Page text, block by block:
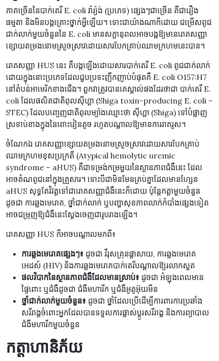
ភាគច្រើននៃបាក់តេរី E. coli វ៉ារ្យ៉ង់ (ប្រភេទ) ផ្សេងៗជាច្រើន គឺជារឿង
ធម្មតា និងមិនបង្កគ្រោះថ្នាក់អ្វីឡើយ។ ទោះជាយ៉ាងណាក៏ដោយ ជម្រើសពូជ
ជាក់លាក់មួយចំនួននៃ E. coli មានសក្តានុពលអាចបង្កឱ្យមានរោគសញ្ញា
ខ្សោយតម្រងនោមស្រួចស្រាវដោយសារបែកគ្រាប់ឈាមក្រហមនេះបាន។
រោគសញ្ញា HUS នេះ គឺបង្កឡើងដោយសារបាក់តេរី E. coli ពូជជាក់លាក់
ដោយក្នុងនោះប្រភេទដែលជួបប្រទះញឹកញាប់បំផុតគឺ E. coli O157:H7
នៅតំបន់អាមេរិកខាងជើង។ ពួកវាត្រូវបានគេស្គាល់ផងដែរថាជា បាក់តេរី E.
coli ដែលផលិតជាតិពុលស៊ីហ្គា (Shiga toxin-producing E. coli –
STEC) ដែលបញ្ចេញជាតិពុលម្យ៉ាងឈ្មោះថា ស៊ីហ្គា (Shiga) ទៅបំផ្លាញ
ស្រទាប់ខាងក្នុងនៃពោះវៀនតូច រហូតបណ្តាលឱ្យមានការរាគរូស។
ចំណែកឯ រោគសញ្ញាខ្សោយតម្រងនោមស្រួចស្រាវដោយសារបែកគ្រាប់
ឈាមក្រហមខុសប្រក្រតី (Atypical hemolytic uremic
syndrome – aHUS) គឺជាទម្រង់កម្រមួយនៃស្ថានភាពជំងឺនេះ ដែល
អាចតំណពូជនៅក្នុងគ្រួសារ។ ទោះបីជាមិនមែនគ្រប់គ្នាដែលមានហ្សែន
aHUS សុទ្ធតែវិវត្តទៅជារោគសញ្ញាជំងឺនេះក៏ដោយ ប៉ុន្តែកត្តាមួយចំនួន
ដូចជា ការឆ្លងមេរោគ, ថ្នាំជាក់លាក់ ឬបញ្ហាសុខភាពលាក់កំបាំងផ្សេងទៀត
អាចជម្រុញឱ្យជំងឺនេះស្តែងចេញជារូបរាងឡើង។
រោគសញ្ញា HUS ក៏អាចបណ្តាលមកពី៖
ការឆ្លងមេរោគផ្សេងៗ៖ ដូចជា វីរុសគ្រុនផ្តាសាយ, ការឆ្លងមេរោគ
អេដស៍ (HIV) និងការឆ្លងមេរោគបាក់តេរីបណ្តាលឱ្យរលាកសួត
ផលវិបាកនៃស្ថានភាពជំងឺដែលមានស្រាប់៖ ដូចជា អំឡុងពេលមាន
ផ្ទៃពោះ ឬជំងឺដូចជា ជំងឺមហារីក ឬជំងឺអូតូអ៊ុយមីន
ថ្នាំជាក់លាក់មួយចំនួន៖ ដូចជា ថ្នាំដែលប្រើដើម្បីការពារការប្រឆាំង
សរីរាង្គចំពោះអ្នកដែលបានទទួលការផ្លាស់ប្តូរសរីរាង្គ និងការព្យាបាល
ជំងឺមហារីកមួយចំនួន
កត្តាហានិភ័យ